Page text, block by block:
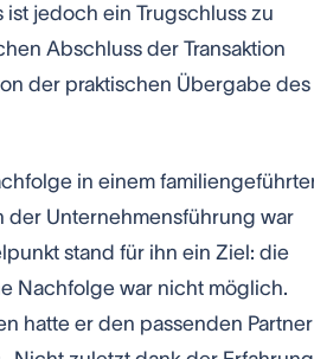
ist jedoch ein Trugschluss zu
Abschluss der Transaktion
der praktischen Übergabe des
in einem
Unternehmensführung war
stand für ihn ein Ziel: die
Nachfolge war nicht möglich.
hatte er den passenden Partner